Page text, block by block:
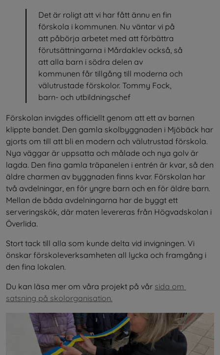
Det är roligt att vi har fått ännu en fin
förskola i kommunen. Nu väntar vi på
att påbörja arbetet med att förbättra
förutsättningarna i Mårdaklev också, så
att alla barn i södra delen av
kommunen får tillgång till moderna och
välutrustade förskolor. Tommy Fock,
barn- och utbildningschef
Förskolan invigdes officiellt genom att ett av barnen
klippte bandet. Den gamla skolbyggnaden i Mjöbäck har
gjorts om till att bli en modern och välutrustad förskola.
Nya väggar är uppsatta och målade och nya golv är
lagda. Den fina gamla träpanelen i entrén är kvar, så den
äldre charmen av byggnaden finns kvar. Förskolan har
två avdelningar, en för yngre barn och en för äldre barn.
Mellan de båda avdelningarna har de byggt ett
serveringskök, där maten levereras från Högvadskolan i
Överlida.
Stort tack till alla som kunde delta vid invigningen. Vi
önskar förskoleverksamheten all lycka och framgång i
den fina lokalen.
Du kan läsa mer om våra projekt på vår sida om
satsning på skolorganisation.